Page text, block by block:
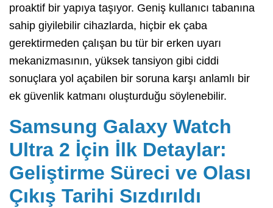
proaktif bir yapıya taşıyor. Geniş kullanıcı tabanına
sahip giyilebilir cihazlarda, hiçbir ek çaba
gerektirmeden çalışan bu tür bir erken uyarı
mekanizmasının, yüksek tansiyon gibi ciddi
sonuçlara yol açabilen bir soruna karşı anlamlı bir
ek güvenlik katmanı oluşturduğu söylenebilir.
Samsung Galaxy Watch
Ultra 2 İçin İlk Detaylar:
Geliştirme Süreci ve Olası
Çıkış Tarihi Sızdırıldı